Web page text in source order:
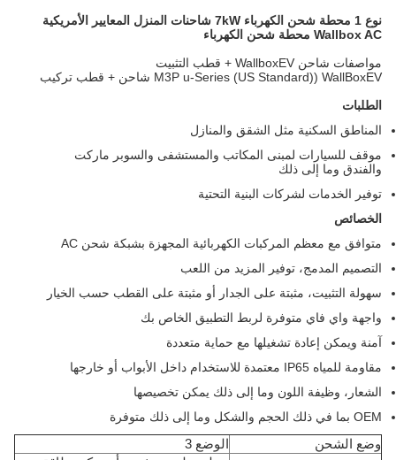
نوع 1 محطة شحن الكهرباء 7kW شاحنات المنزل المعايير الأمريكية
Wallbox AC محطة شحن الكهرباء
مواصفات شاحن WallboxEV + قطب التثبيت
M3P u-Series (US Standard)) WallBoxEV شاحن + قطب تركيب
الطلبات
المناطق السكنية مثل الشقق والمنازل
موقف للسيارات لمبنى المكاتب والمستشفى والسوبر ماركت
والفندق وما إلى ذلك
توفير الخدمات لشركات البنية التحتية
الخصائص
متوافق مع معظم المركبات الكهربائية المجهزة بشبكة شحن AC
التصميم المدمج، توفير المزيد من اللعب
سهولة التثبيت، مثبتة على الجدار أو مثبتة على القطب حسب الخيار
واجهة واي فاي متوفرة لربط التطبيق الخاص بك
آمنة ويمكن إعادة تشغيلها مع حماية متعددة
مقاومة للمياه IP65 معتمدة للاستخدام داخل الأبواب أو خارجها
الشعار، وظيفة اللون وما إلى ذلك يمكن تخصيصها
OEM بما في ذلك الحجم والشكل وما إلى ذلك متوفرة
وضع الشحن
الوضع 3